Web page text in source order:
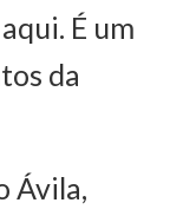
É um
da
Ávila,